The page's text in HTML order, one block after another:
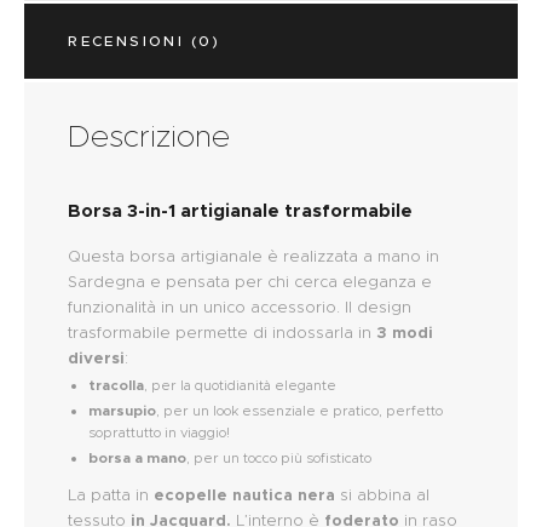
RECENSIONI (0)
Descrizione
Borsa 3-in-1 artigianale trasformabile
Questa borsa artigianale è realizzata a mano in
Sardegna e pensata per chi cerca eleganza e
funzionalità in un unico accessorio. Il design
trasformabile permette di indossarla in 3 modi
diversi:
tracolla, per la quotidianità elegante
marsupio, per un look essenziale e pratico, perfetto
soprattutto in viaggio!
borsa a mano, per un tocco più sofisticato
La patta in ecopelle nautica nera si abbina al
tessuto in Jacquard. L’interno è foderato in raso